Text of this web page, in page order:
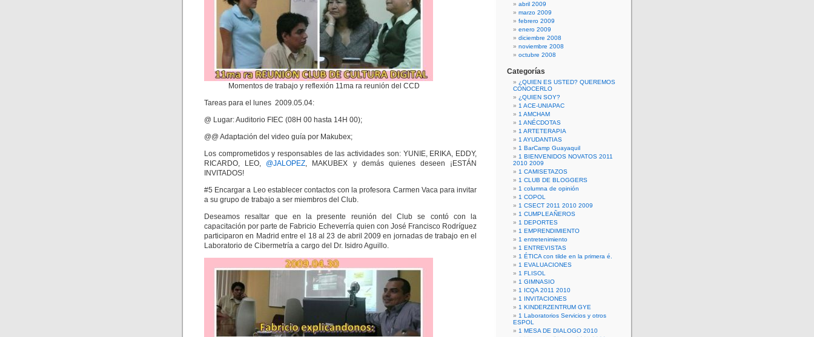
Momentos de trabajo y reflexión 11ma ra reunión del CCD
Tareas para el lunes 2009.05.04:
@ Lugar: Auditorio FIEC (08H 00 hasta 14H 00);
@@ Adaptación del video guía por Makubex;
Los comprometidos y responsables de las actividades son: YUNIE, ERIKA, EDDY,
RICARDO, LEO, @JALOPEZ, MAKUBEX y demás quienes deseen ¡ESTÁN
INVITADOS!
#5 Encargar a Leo establecer contactos con la profesora Carmen Vaca para invitar
a su grupo de trabajo a ser miembros del Club.
Deseamos resaltar que en la presente reunión del Club se contó con la
capacitación por parte de Fabricio Echeverría quien con José Francisco Rodríguez
participaron en Madrid entre el 18 al 23 de abril 2009 en jornadas de trabajo en el
Laboratorio de Cibermetría a cargo del Dr. Isidro Aguillo.
abril 2009
marzo 2009
febrero 2009
enero 2009
diciembre 2008
noviembre 2008
octubre 2008
Categorías
¿QUIEN ES USTED? QUEREMOS
CONOCERLO
¿QUIEN SOY?
1 ACE-UNIAPAC
1 AMCHAM
1 ANÉCDOTAS
1 ARTETERAPIA
1 AYUDANTIAS
1 BarCamp Guayaquil
1 BIENVENIDOS NOVATOS 2011
2010 2009
1 CAMISETAZOS
1 CLUB DE BLOGGERS
1 columna de opinión
1 COPOL
1 CSECT 2011 2010 2009
1 CUMPLEAÑEROS
1 DEPORTES
1 EMPRENDIMIENTO
1 entretenimiento
1 ENTREVISTAS
1 ÉTICA con tilde en la primera é.
1 EVALUACIONES
1 FLISOL
1 GIMNASIO
1 ICQA 2011 2010
1 INVITACIONES
1 KINDERZENTRUM GYE
1 Laboratorios Servicios y otros
ESPOL
1 MESA DE DIALOGO 2010